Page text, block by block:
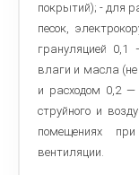
покрытий); - для
песок,
грануляцией
влаги и масла
и расходом 0,2
струйного и
помещениях
вентиляции.